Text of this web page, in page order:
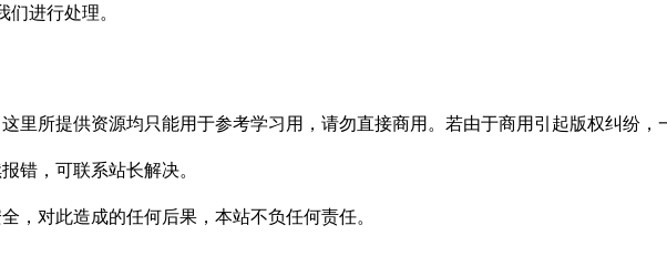
进行处理。
里所提供资源均只能用于参考学习用，请勿直接商用。若由于商用引起版权纠纷，
错，可联系站长解决。
，对此造成的任何后果，本站不负任何责任。